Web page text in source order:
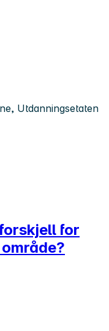
Utdanningsetaten
for